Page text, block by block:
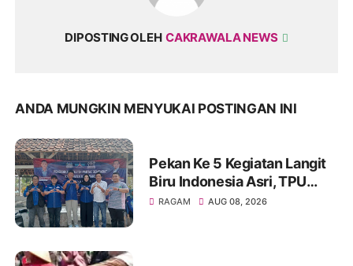
DIPOSTING OLEH CAKRAWALA NEWS
ANDA MUNGKIN MENYUKAI POSTINGAN INI
Pekan Ke 5 Kegiatan Langit
Biru Indonesia Asri, TPU
Leuweung Djati Jadi Lokasi
RAGAM AUG 08, 2026